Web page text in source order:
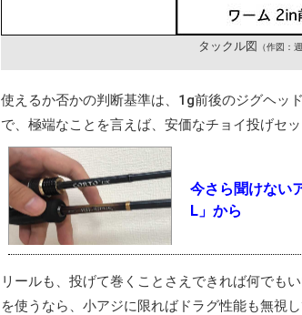
タックル図 （作図：
使えるか否かの判断基準は、1g前後のジグヘッ
で、極端なことを言えば、安価なチョイ投げセ
今さら聞けない
L」から
リールも、投げて巻くことさえできれば何でも
を使うなら、小アジに限ればドラグ性能も無視し